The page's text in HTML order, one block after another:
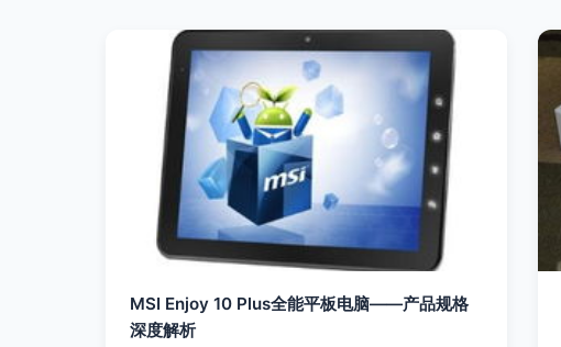
MSI Enjoy 10 Plus全能平板电脑——产品规格
深度解析